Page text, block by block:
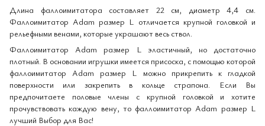
Длина фаллоимитатора составляет 22 см, диаметр 4,4 см.
Фаллоимитатор Adam размер L отличается крупной головкой и
рельефными венами, которые украшают весь ствол.
Фаллоимитатор Adam размер L эластичный, но достаточно
плотный. В основании игрушки имеется присоска, с помощью которой
фаллоимитатор Adam размер L можно прикрепить к гладкой
поверхности или закрепить в кольце страпона. Если Вы
предпочитаете половые члены с крупной головкой и хотите
прочувствовать каждую вену, то фаллоимитатор Adam размер L
лучший Выбор для Вас!